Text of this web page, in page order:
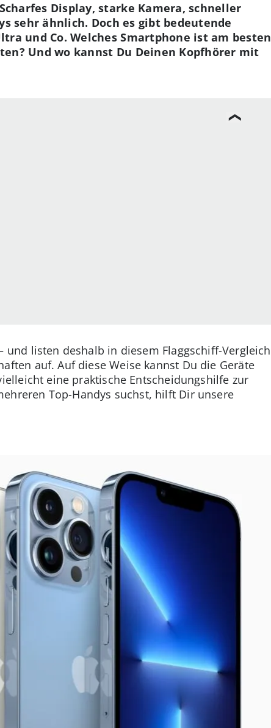
Display, starke Kamera, schneller
sehr ähnlich. Doch es gibt bedeutende
und Co. Welches Smartphone ist am besten
Und wo kannst Du Deinen Kopfhörer mit
listen deshalb in diesem Flaggschiff-Vergleich
auf. Auf diese Weise kannst Du die Geräte
eine praktische Entscheidungshilfe zur
Top-Handys suchst, hilft Dir unsere